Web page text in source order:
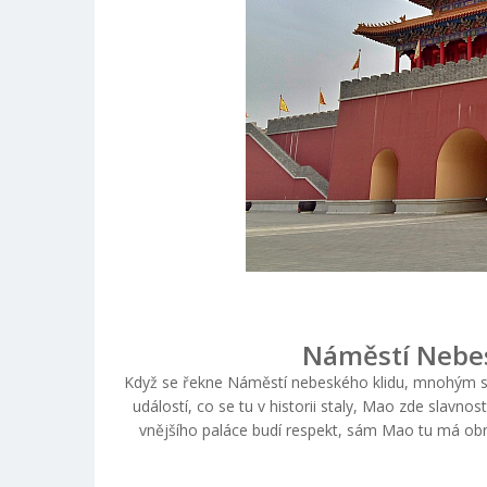
Náměstí
Když se řekne Náměstí nebeského klidu, mnohým
událostí, co se tu v historii staly, Mao zde
vnějšího paláce budí respekt, sám Mao tu má